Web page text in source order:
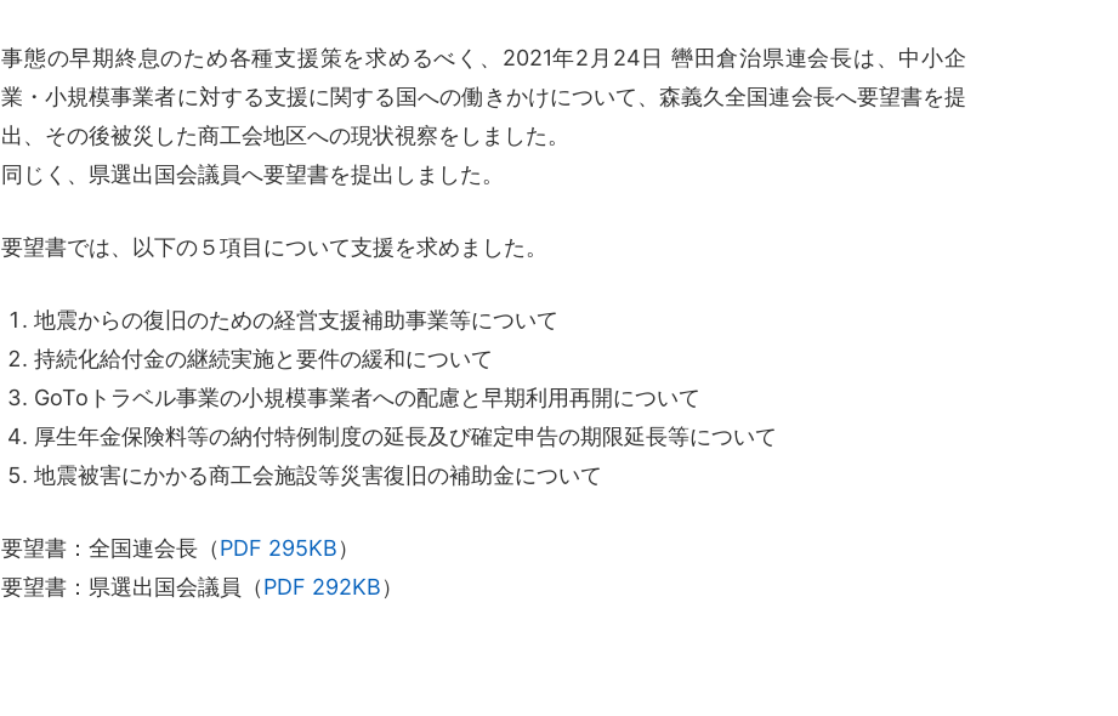
事態の早期終息のため各種支援策を求めるべく、2021年2月24日 轡田倉治県連会長は、中小企
業・小規模事業者に対する支援に関する国への働きかけについて、森義久全国連会長へ要望書を提
出、その後被災した商工会地区への現状視察をしました。
同じく、県選出国会議員へ要望書を提出しました。
要望書では、以下の５項目について支援を求めました。
地震からの復旧のための経営支援補助事業等について
持続化給付金の継続実施と要件の緩和について
GoToトラベル事業の小規模事業者への配慮と早期利用再開について
厚生年金保険料等の納付特例制度の延長及び確定申告の期限延長等について
地震被害にかかる商工会施設等災害復旧の補助金について
要望書：全国連会長（PDF 295KB）
要望書：県選出国会議員（PDF 292KB）